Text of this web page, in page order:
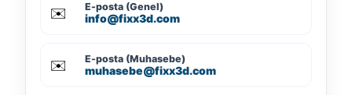
✉️ E-posta (Genel)
info@fixx3d.com
✉️ E-posta (Muhasebe)
muhasebe@fixx3d.com